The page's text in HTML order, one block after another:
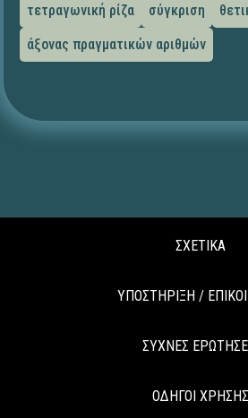
τετραγωνική ρίζα
σύγκριση
άξονας πραγματικών αριθμών
ΣΧΕΤΙΚΑ
ΥΠΟΣΤΗΡΙΞΗ /
ΣΥΧΝΕΣ
ΟΔΗΓΟΙ ΧΡΗΣΗΣ